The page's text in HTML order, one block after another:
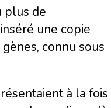
plus de
une copie
connu sous
à la fois